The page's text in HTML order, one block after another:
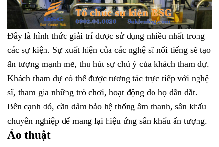
Đây là hình thức giải trí được sử dụng nhiều nhất trong
các sự kiện. Sự xuất hiện của các nghệ sĩ nổi tiếng sẽ tạo
ấn tượng mạnh mẽ, thu hút sự chú ý của khách tham dự.
Khách tham dự có thể được tương tác trực tiếp với nghệ
sĩ, tham gia những trò chơi, hoạt động do họ dẫn dắt.
Bên cạnh đó, cần đảm bảo hệ thống âm thanh, sân khấu
chuyên nghiệp để mang lại hiệu ứng sân khấu ấn tượng.
Ảo thuật